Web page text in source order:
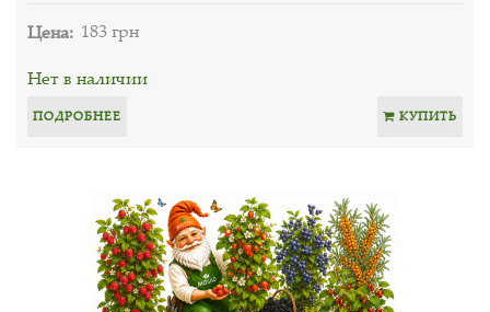
Цена: 183 грн
Нет в наличии
ПОДРОБНЕЕ КУПИТЬ